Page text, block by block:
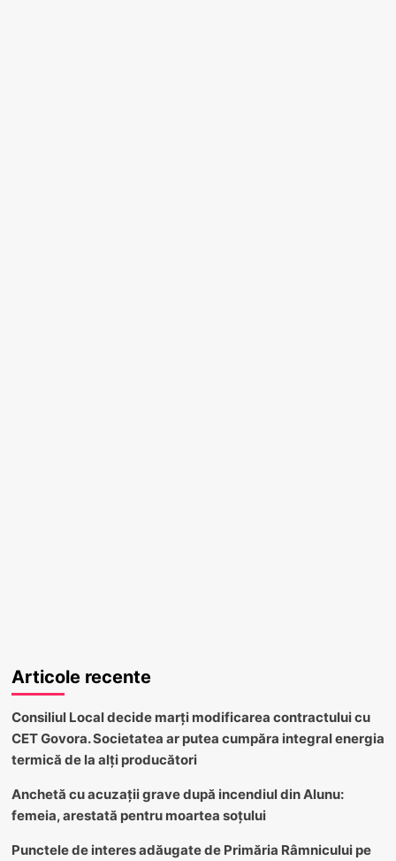
Articole recente
Consiliul Local decide marți modificarea contractului cu
CET Govora. Societatea ar putea cumpăra integral energia
termică de la alți producători
Anchetă cu acuzații grave după incendiul din Alunu:
femeia, arestată pentru moartea soțului
Punctele de interes adăugate de Primăria Râmnicului pe